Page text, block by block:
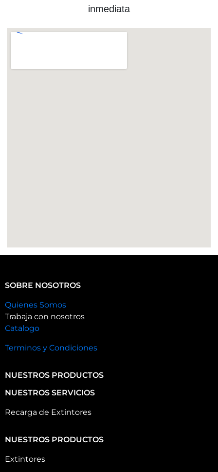
inmediata
SOBRE NOSOTROS
Quienes Somos
Trabaja con nosotros
Catalogo
Terminos y Condiciones
NUESTROS PRODUCTOS
NUESTROS SERVICIOS
Recarga de Extintores
NUESTROS PRODUCTOS
Extintores